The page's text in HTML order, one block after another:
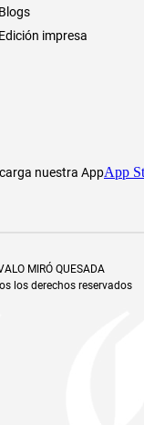
Blogs
Edición impresa
nuestra AppApp
MIRÓ QUESADA
los derechos reservados